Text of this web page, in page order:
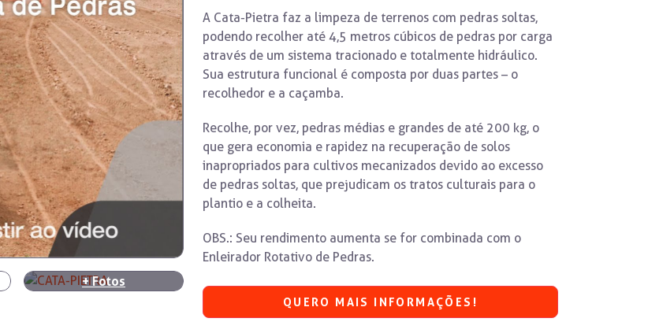
+Fotos
A Cata-Pietra faz a limpeza de terrenos com pedras soltas,
podendo recolher até 4,5 metros cúbicos de pedras por carga
através de um sistema tracionado e totalmente hidráulico.
Sua estrutura funcional é composta por duas partes – o
recolhedor e a caçamba.
Recolhe, por vez, pedras médias e grandes de até 200 kg, o
que gera economia e rapidez na recuperação de solos
inapropriados para cultivos mecanizados devido ao excesso
de pedras soltas, que prejudicam os tratos culturais para o
plantio e a colheita.
OBS.: Seu rendimento aumenta se for combinada com o
Enleirador Rotativo de Pedras.
QUERO MAIS INFORMAÇÕES!